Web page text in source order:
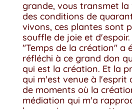
grande, vous transmet la
des conditions de
vivons, ces plantes sont
souffle de joie et d'espoir.
"Temps de la création" a
réfléchi à ce grand don
qui est la création. Et la
qui m'est venue à l'esprit
de moments où la
médiation qui m'a